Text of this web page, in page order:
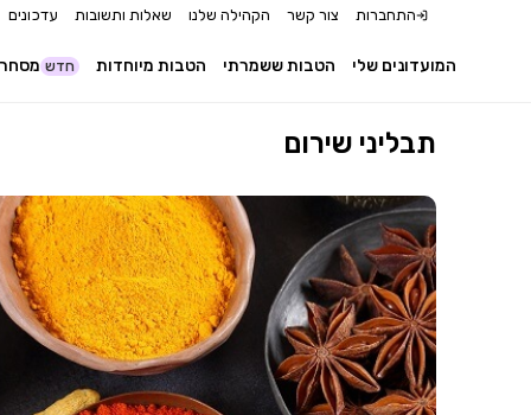
התחברות צור קשר הקהילה שלנו שאלות ותשובות עדכונים
חדש הטבות מיוחדות הטבות ששמרתי המועדונים שלי
תבליני שירום